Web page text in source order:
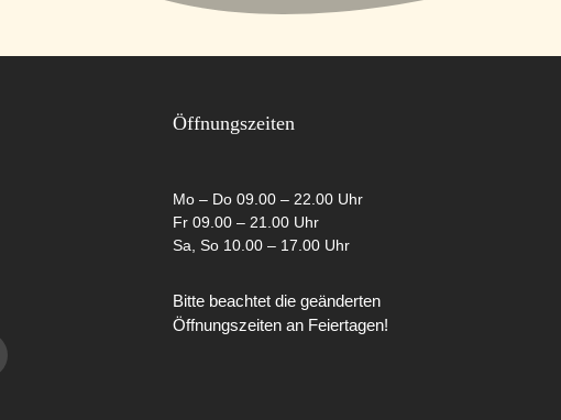
Öffnungszeiten
Mo – Do 09.00 – 22.00 Uhr
Fr 09.00 – 21.00 Uhr
Sa, So 10.00 – 17.00 Uhr
Bitte beachtet die geänderten
Öffnungszeiten an Feiertagen!